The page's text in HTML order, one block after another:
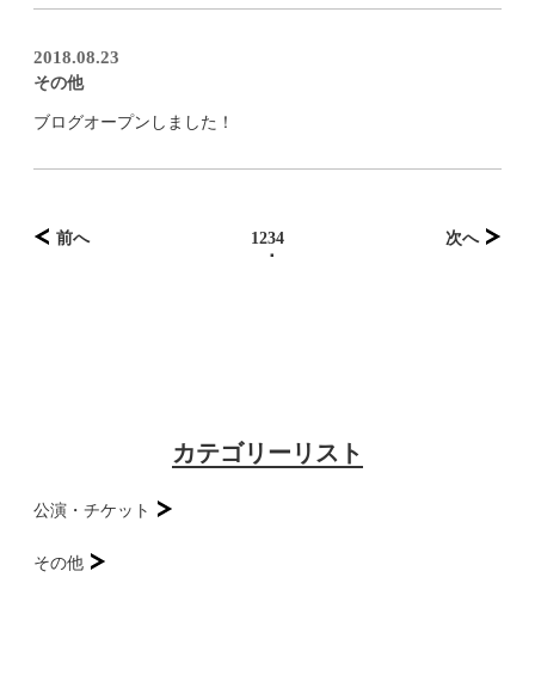
2018.08.23
その他
ブログオープンしました！
前へ 1234 次へ
カテゴリーリスト
公演・チケット
その他